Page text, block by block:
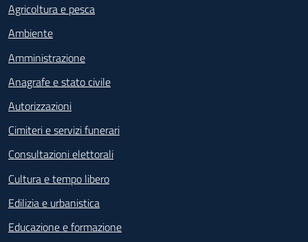
Agricoltura e pesca
Ambiente
Amministrazione
Anagrafe e stato civile
Autorizzazioni
Cimiteri e servizi funerari
Consultazioni elettorali
Cultura e tempo libero
Edilizia e urbanistica
Educazione e formazione